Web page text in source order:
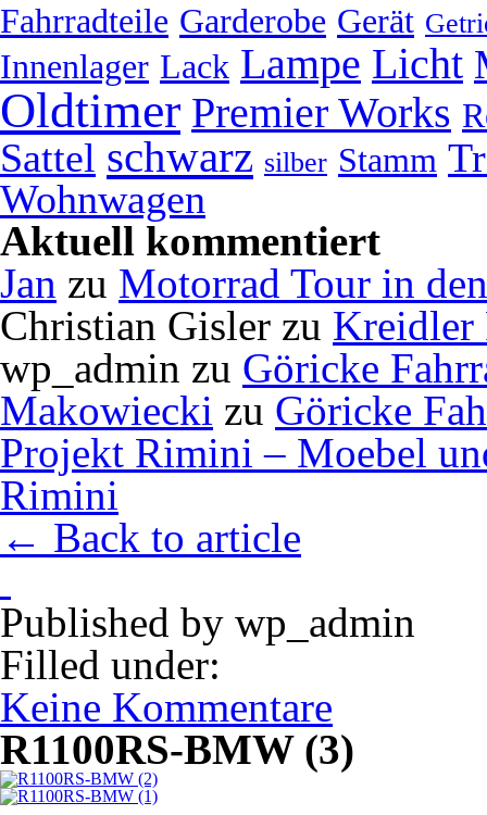
Fahrradteile Garderobe Gerät
Innenlager Lack Lampe Licht
Oldtimer Premier Works
Sattel schwarz silber Stamm
Wohnwagen
Aktuell kommentiert
Jan zu Motorrad Tour in
Christian Gisler zu Kreidler
wp_admin zu Göricke
Makowiecki zu Göricke
Projekt Rimini – Moebel
Rimini
← Back to article
Published by wp_admin
Filled under:
Keine Kommentare
R1100RS-BMW (3)